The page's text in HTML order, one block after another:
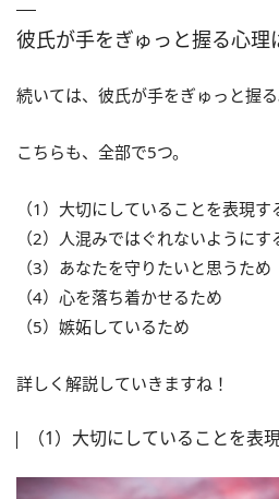
彼氏が手をぎゅっと握る心理
続いては、彼氏が手をぎゅっと握る
こちらも、全部で5つ。
（1）大切にしていることを表現す
（2）人混みではぐれないようにす
（3）あなたを守りたいと思うため
（4）心を落ち着かせるため
（5）嫉妬しているため
詳しく解説していきますね！
（1）大切にしていることを表